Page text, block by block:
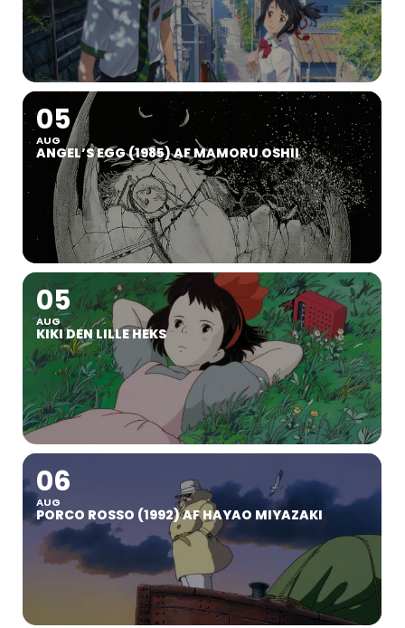
05
AUG
ANGEL’S EGG (1985) AF MAMORU OSHII
05
AUG
KIKI DEN LILLE HEKS
06
AUG
PORCO ROSSO (1992) AF HAYAO MIYAZAKI